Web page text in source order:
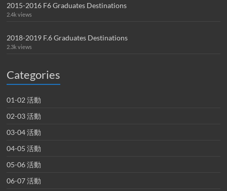
2015-2016 F6 Graduates Destinations
2.4k views
2018-2019 F.6 Graduates Destinations
2.3k views
Categories
01-02 活動
02-03 活動
03-04 活動
04-05 活動
05-06 活動
06-07 活動